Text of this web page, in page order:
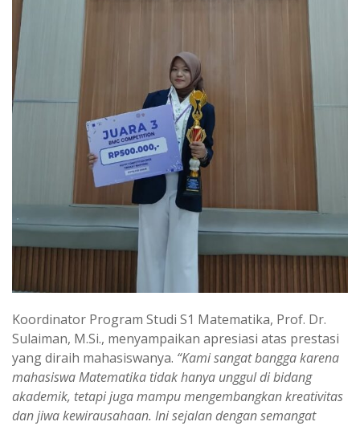
Koordinator Program Studi S1 Matematika, Prof. Dr.
Sulaiman, M.Si., menyampaikan apresiasi atas prestasi
yang diraih mahasiswanya. “Kami sangat bangga karena
mahasiswa Matematika tidak hanya unggul di bidang
akademik, tetapi juga mampu mengembangkan kreativitas
dan jiwa kewirausahaan. Ini sejalan dengan semangat